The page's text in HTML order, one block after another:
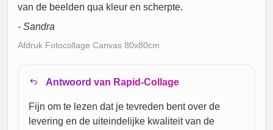
van de beelden qua kleur en scherpte.
- Sandra
Afdruk Fotocollage Canvas 80x80cm
Antwoord van Rapid-Collage
Fijn om te lezen dat je tevreden bent over de
levering en de uiteindelijke kwaliteit van de